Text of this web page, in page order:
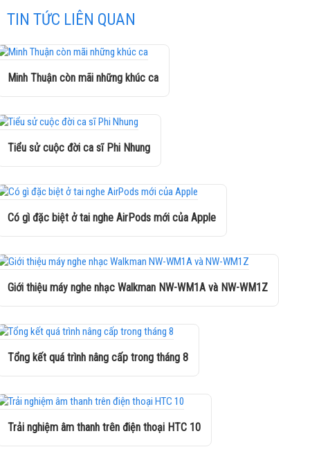
TIN TỨC LIÊN QUAN
Minh Thuận còn mãi những khúc ca
Tiểu sử cuộc đời ca sĩ Phi Nhung
Có gì đặc biệt ở tai nghe AirPods mới của Apple
Giới thiệu máy nghe nhạc Walkman NW-WM1A và NW-WM1Z
Tổng kết quá trình nâng cấp trong tháng 8
Trải nghiệm âm thanh trên điện thoại HTC 10